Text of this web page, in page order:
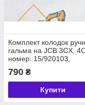
Комплект колодок
гальма на JCB 3CX,
номер: 15/920103,
333/C292
790 ₴
Купити